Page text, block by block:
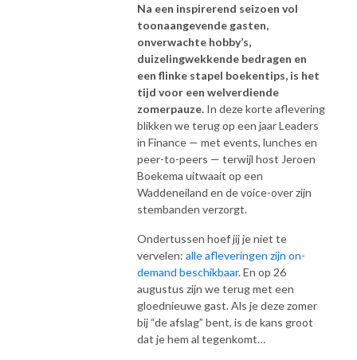
Na een inspirerend seizoen vol
toonaangevende gasten,
onverwachte hobby’s,
duizelingwekkende bedragen en
een flinke stapel boekentips, is het
tijd voor een welverdiende
zomerpauze. In deze korte aflevering
blikken we terug op een jaar Leaders
in Finance — met events, lunches en
peer-to-peers — terwijl host Jeroen
Boekema uitwaait op een
Waddeneiland en de voice-over zijn
stembanden verzorgt.
Ondertussen hoef jij je niet te
vervelen: alle afleveringen zijn on-
demand beschikbaar.En op 26
augustus zijn we terug met een
gloednieuwe gast. Als je deze zomer
bij “de afslag” bent, is de kans groot
dat je hem al tegenkomt…